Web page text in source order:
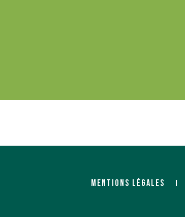
MENTIONS LÉGALES